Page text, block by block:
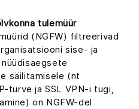
tulemüür
(NGFW) filtreerivad
sise- ja
säilitamisele (nt
turve ja SSL VPN-i tugi,
on NGFW-del